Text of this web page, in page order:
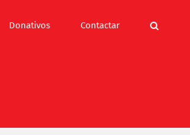
Donativos Contactar